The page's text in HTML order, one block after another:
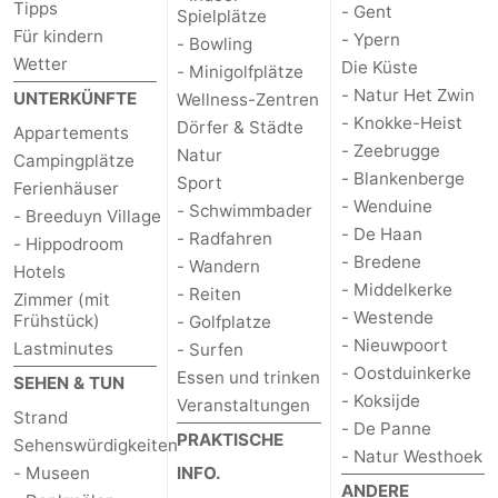
Tipps
Für kindern
Wetter
UNTERKÜNFTE
Appartements
Campingplätze
Ferienhäuser
- Breeduyn Village
- Hippodroom
Hotels
Zimmer (mit
Frühstück)
Lastminutes
SEHEN & TUN
Strand
Sehenswürdigkeiten
- Museen
Spielplätze
- Bowling
- Minigolfplätze
Wellness-Zentren
Dörfer & Städte
Natur
Sport
- Schwimmbader
- Radfahren
- Wandern
- Reiten
- Golfplatze
- Surfen
Essen und trinken
Veranstaltungen
PRAKTISCHE
INFO.
- Gent
- Ypern
Die Küste
- Natur Het Zwin
- Knokke-Heist
- Zeebrugge
- Blankenberge
- Wenduine
- De Haan
- Bredene
- Middelkerke
- Westende
- Nieuwpoort
- Oostduinkerke
- Koksijde
- De Panne
- Natur Westhoek
ANDERE